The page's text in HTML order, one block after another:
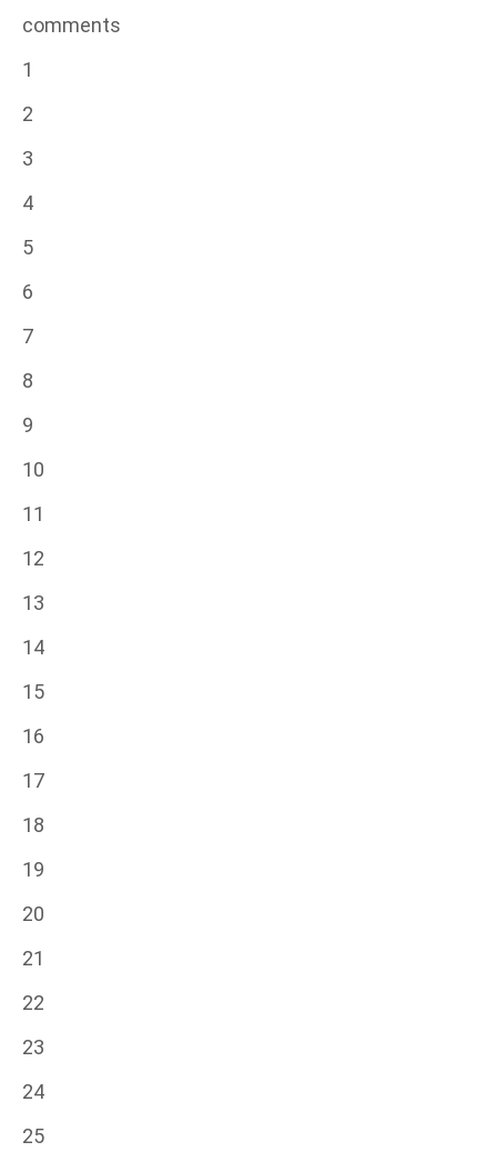
comments
1
2
3
4
5
6
7
8
9
10
11
12
13
14
15
16
17
18
19
20
21
22
23
24
25